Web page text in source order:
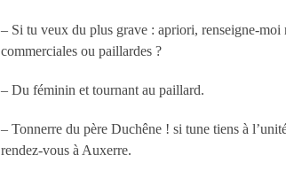
– Si tu veux du plus grave : apriori, renseigne-
commerciales ou paillardes ?
– Du féminin et tournant au paillard.
– Tonnerre du père Duchêne ! si tune tiens à
rendez-vous à Auxerre.